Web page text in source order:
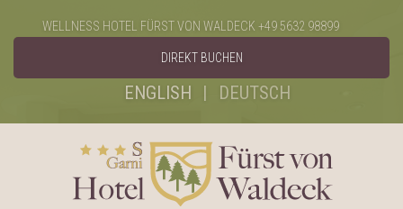
WELLNESS HOTEL FÜRST VON WALDECK +49 5632 98899
DIREKT BUCHEN
ENGLISH DEUTSCH